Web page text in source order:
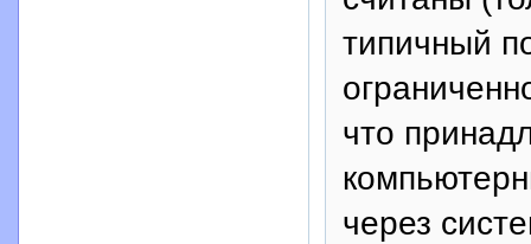
типичный
что
через